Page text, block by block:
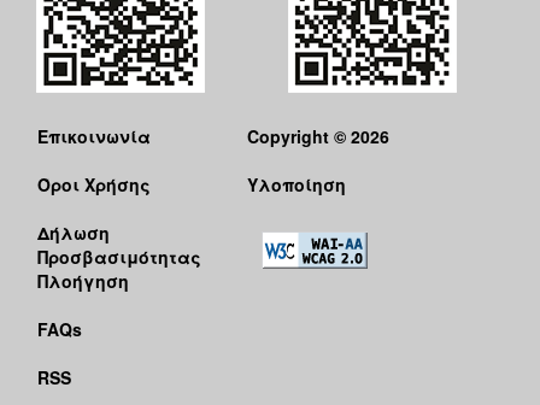
Επικοινωνία
Όροι Χρήσης
Δήλωση
Προσβασιμότητας
Πλοήγηση
FAQs
RSS
Copyright © 2026
Υλοποίηση